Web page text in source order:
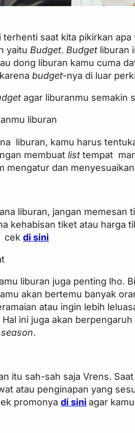
terhenti saat kita pikirkan
yaitu Budget. Budget liburan
dong liburan kamu cuma
budget-nya di luar
agar liburanmu semakin
liburan
liburan, kamu harus
membuatlist tempat
mengatur dan
liburan, jangan
kehabisan tiket atau harga
cekdi sini
liburan juga penting lho.
akan bertemu banyak
atau ingin lebih
Hal ini juga akan
.
itu sah-sah saja Vrens.
atau penginapan yang
promonyadi sini agar